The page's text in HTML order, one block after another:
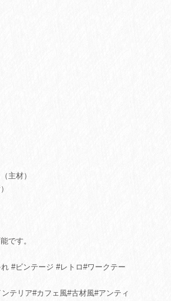
主材）
です。
#ビンテージ #レトロ#ワークテー
テリア#カフェ風#古材風#アンティ